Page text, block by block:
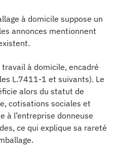
à domicile suppose un
annonces mentionnent
à domicile, encadré
L.7411-1 et suivants). Le
alors du statut de
cotisations sociales et
à l’entreprise donneuse
ce qui explique sa rareté